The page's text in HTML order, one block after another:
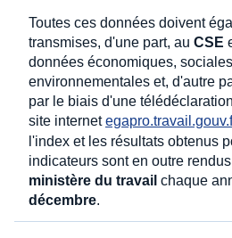
Toutes ces données doivent
transmises, d'une part, au CSE
données économiques,
environnementales et, d'autre
par le biais d'une
site internet
l'index et les résultats obtenus
indicateurs sont en outre
ministère du travail chaque
décembre.